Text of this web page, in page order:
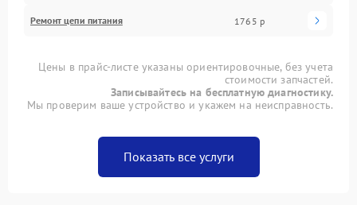
Ремонт цепи питания 1765 р
Цены в прайс-листе указаны ориентировочные, без учета
стоимости запчастей.
Записывайтесь на бесплатную диагностику.
Мы проверим ваше устройство и укажем на неисправность.
Показать все услуги